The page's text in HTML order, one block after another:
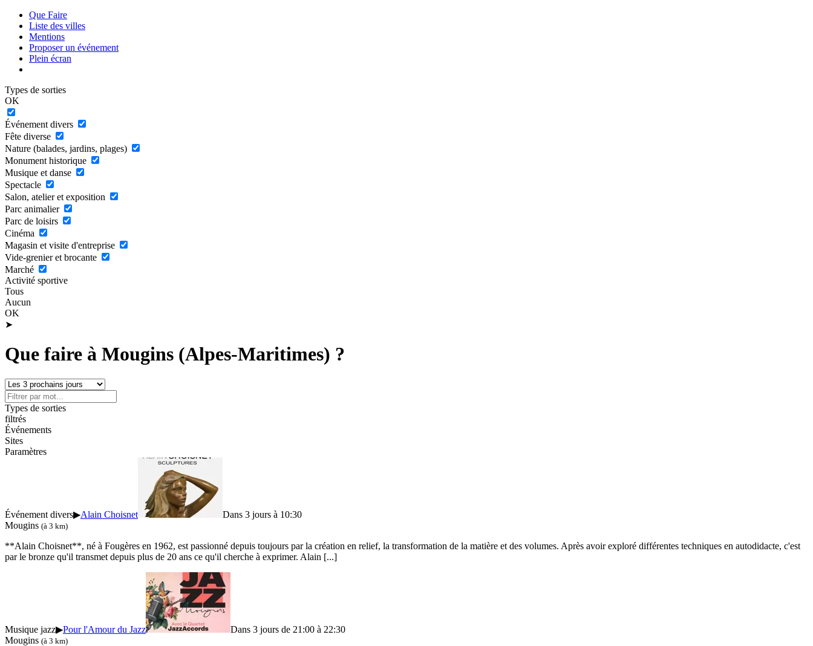
Que Faire
Liste des villes
Mentions
Proposer un événement
Plein écran
Types de sorties
OK
Événement divers
Fête diverse
Nature (balades, jardins, plages)
Monument historique
Musique et danse
Spectacle
Salon, atelier et exposition
Parc animalier
Parc de loisirs
Cinéma
Magasin et visite d'entreprise
Vide-grenier et brocante
Marché
Activité sportive
Tous
Aucun
OK
➤
Que faire à Mougins (Alpes-Maritimes) ?
Types de sorties
filtrés
Événements
Sites
Paramètres
Événement divers▶Alain Choisnet
Dans 3 jours à 10:30
Mougins (à 3 km)
**Alain Choisnet**, né à Fougères en 1962, est passionné depuis toujours par la création en relief, la transformation de la matière et des volumes. Après avoir exploré différentes techniques en autodidacte, c'est
par le bronze qu'il transmet depuis plus de 20 ans ce qu'il cherche à exprimer. Alain [...]
Musique jazz▶Pour l'Amour du Jazz
Dans 3 jours de 21:00 à 22:30
Mougins (à 3 km)